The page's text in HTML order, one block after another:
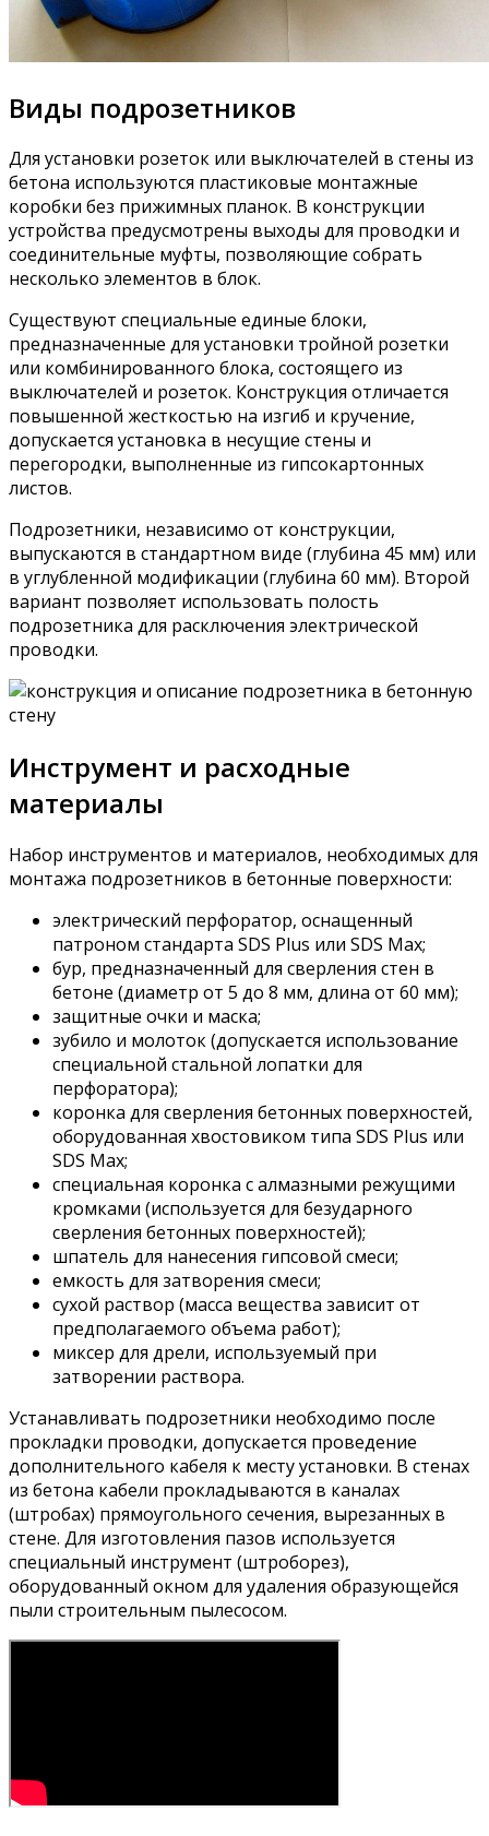
Виды подрозетников
Для установки розеток или выключателей в стены из
бетона используются пластиковые монтажные
коробки без прижимных планок. В конструкции
устройства предусмотрены выходы для проводки и
соединительные муфты, позволяющие собрать
несколько элементов в блок.
Существуют специальные единые блоки,
предназначенные для установки тройной розетки
или комбинированного блока, состоящего из
выключателей и розеток. Конструкция отличается
повышенной жесткостью на изгиб и кручение,
допускается установка в несущие стены и
перегородки, выполненные из гипсокартонных
листов.
Подрозетники, независимо от конструкции,
выпускаются в стандартном виде (глубина 45 мм) или
в углубленной модификации (глубина 60 мм). Второй
вариант позволяет использовать полость
подрозетника для расключения электрической
проводки.
Инструмент и расходные
материалы
Набор инструментов и материалов, необходимых для
монтажа подрозетников в бетонные поверхности:
электрический перфоратор, оснащенный
патроном стандарта SDS Plus или SDS Max;
бур, предназначенный для сверления стен в
бетоне (диаметр от 5 до 8 мм, длина от 60 мм);
защитные очки и маска;
зубило и молоток (допускается использование
специальной стальной лопатки для
перфоратора);
коронка для сверления бетонных поверхностей,
оборудованная хвостовиком типа SDS Plus или
SDS Max;
специальная коронка с алмазными режущими
кромками (используется для безударного
сверления бетонных поверхностей);
шпатель для нанесения гипсовой смеси;
емкость для затворения смеси;
сухой раствор (масса вещества зависит от
предполагаемого объема работ);
миксер для дрели, используемый при
затворении раствора.
Устанавливать подрозетники необходимо после
прокладки проводки, допускается проведение
дополнительного кабеля к месту установки. В стенах
из бетона кабели прокладываются в каналах
(штробах) прямоугольного сечения, вырезанных в
стене. Для изготовления пазов используется
специальный инструмент (штроборез),
оборудованный окном для удаления образующейся
пыли строительным пылесосом.